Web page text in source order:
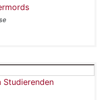
Studierenden